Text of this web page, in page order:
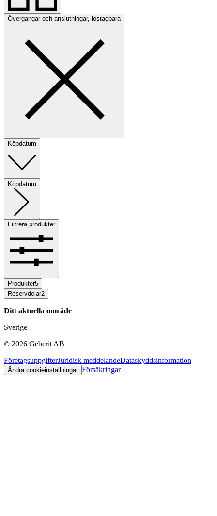
Övergångar och anslutningar, löstagbara
Köpdatum
Köpdatum
Filtrera produkter
Produkter5
Reservdelar2
Ditt aktuella område
Sverige
© 2026 Geberit AB
FöretagsuppgifterJuridisk meddelandeDataskyddsinformation
Ändra cookieinställningar Försäkringar